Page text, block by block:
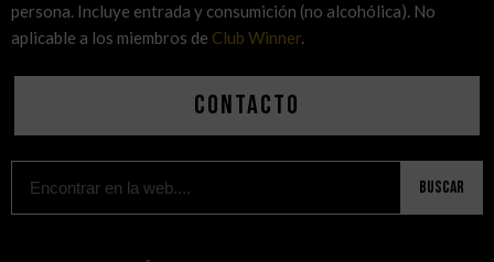
persona. Incluye entrada y consumición (no alcohólica). No
aplicable a los miembros de Club Winner.
Contacto
Buscar